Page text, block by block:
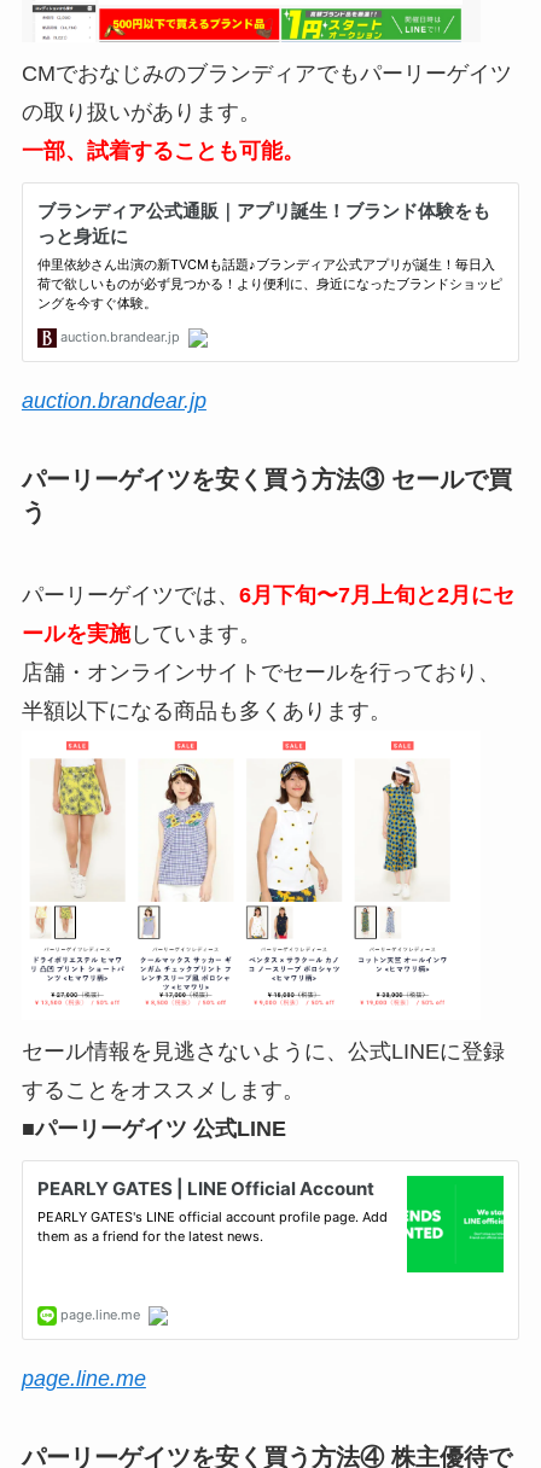
CMでおなじみのブランディアでもパーリーゲイツ
の取り扱いがあります。
一部、試着することも可能。
auction.brandear.jp
パーリーゲイツを安く買う方法③ セールで買
う
パーリーゲイツでは、 6月下旬〜7月上旬と2月にセ
ールを実施しています。
店舗・オンラインサイトでセールを行っており、
半額以下になる商品も多くあります。
セール情報を見逃さないように、公式LINEに登録
することをオススメします。
■パーリーゲイツ 公式LINE
page.line.me
パーリーゲイツを安く買う方法④ 株主優待で